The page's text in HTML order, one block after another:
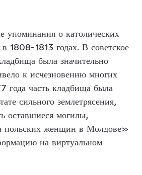
упоминания о католических
1808-1813 годах. В советское
была значительно
к исчезновению многих
года часть кладбища была
сильного землетрясения,
оставшиеся могилы,
польских женщин в Молдове»
на виртуальном